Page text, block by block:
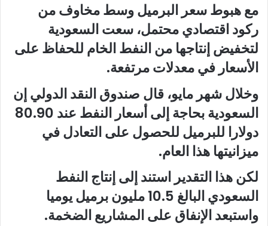
مع هبوط سعر البرميل وسط مخاوف من
ركود اقتصادي محتمل، سعت السعودية
لتخفيض إنتاجها من النفط الخام للحفاظ على
الأسعار في معدلات مرتفعة.
وخلال شهر مايو، قال صندوق النقد الدولي إن
السعودية بحاجة إلى أسعار النفط عند 80.90
دولارا للبرميل للحصول على التعادل في
ميزانيتها هذا العام.
لكن هذا التقدير استند إلى إنتاج النفط
السعودي البالغ 10.5 مليون برميل يوميا
واستبعد الإنفاق على المشاريع الضخمة.